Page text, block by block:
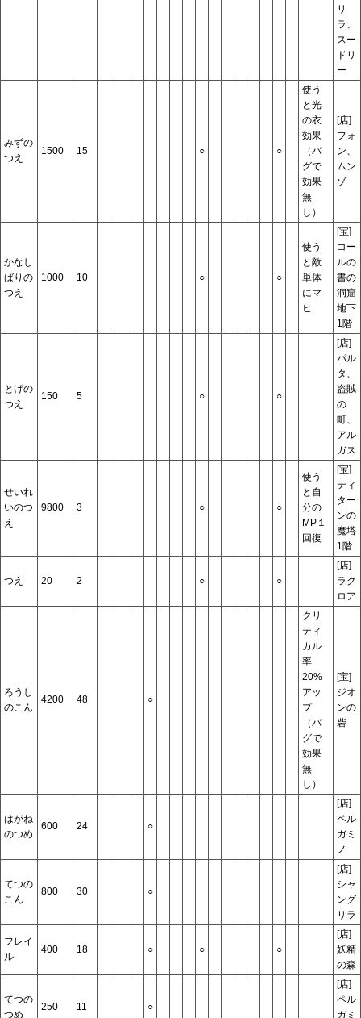
リ
ラ、
スー
ドリ
ー
みずの
つえ
1500 15 ○ ○
使う
と光
の衣
効果
（バ
グで
効果
無
し）
[店]
フォ
ン、
ムン
ゾ
かなし
ばりの
つえ
1000 10 ○ ○
使う
と敵
単体
にマ
ヒ
[宝]
コー
ルの
書の
洞窟
地下
1階
とげの
つえ
150 5 ○ ○
[店]
パル
タ、
盗賊
の
町、
アル
ガス
せいれ
いのつ
え
9800 3 ○ ○
使う
と自
分の
MP１
回復
[宝]
ティ
ター
ンの
魔塔
1階
つえ 20 2 ○ ○
[店]
ラク
ロア
ろうし
のこん
4200 48 ○
クリ
ティ
カル
率
20%
アッ
プ
（バ
グで
効果
無
し）
[宝]
ジオ
ンの
砦
はがね
のつめ
600 24 ○
[店]
ペル
ガミ
ノ
てつの
こん
800 30 ○
[店]
シャ
ング
リラ
フレイ
ル
400 18 ○ ○ ○
[店]
妖精
の森
てつの
つめ
250 11 ○
[店]
ペル
ガミ